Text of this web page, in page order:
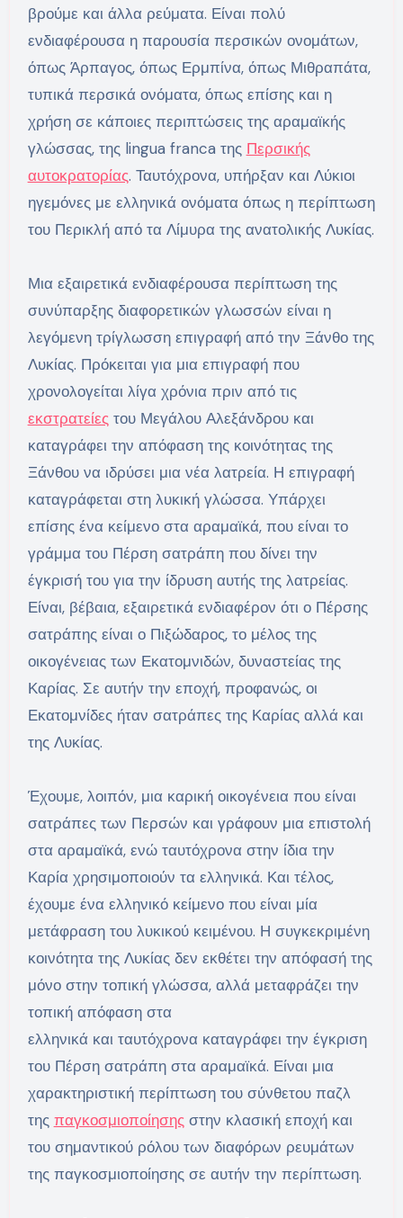
βρούμε και άλλα ρεύματα. Είναι πολύ
ενδιαφέρουσα η παρουσία περσικών ονομάτων,
όπως Άρπαγος, όπως Ερμπίνα, όπως Μιθραπάτα,
τυπικά περσικά ονόματα, όπως επίσης και η
χρήση σε κάποιες περιπτώσεις της αραμαϊκής
γλώσσας, της lingua franca της Περσικής
αυτοκρατορίας. Ταυτόχρονα, υπήρξαν και Λύκιοι
ηγεμόνες με ελληνικά ονόματα όπως η περίπτωση
του Περικλή από τα Λίμυρα της ανατολικής Λυκίας.
Μια εξαιρετικά ενδιαφέρουσα περίπτωση της
συνύπαρξης διαφορετικών γλωσσών είναι η
λεγόμενη τρίγλωσση επιγραφή από την Ξάνθο της
Λυκίας. Πρόκειται για μια επιγραφή που
χρονολογείται λίγα χρόνια πριν από τις
εκστρατείες του Μεγάλου Αλεξάνδρου και
καταγράφει την απόφαση της κοινότητας της
Ξάνθου να ιδρύσει μια νέα λατρεία. Η επιγραφή
καταγράφεται στη λυκική γλώσσα. Υπάρχει
επίσης ένα κείμενο στα αραμαϊκά, που είναι το
γράμμα του Πέρση σατράπη που δίνει την
έγκρισή του για την ίδρυση αυτής της λατρείας.
Είναι, βέβαια, εξαιρετικά ενδιαφέρον ότι ο Πέρσης
σατράπης είναι ο Πιξώδαρος, το μέλος της
οικογένειας των Εκατομνιδών, δυναστείας της
Καρίας. Σε αυτήν την εποχή, προφανώς, οι
Εκατομνίδες ήταν σατράπες της Καρίας αλλά και
της Λυκίας.
Έχουμε, λοιπόν, μια καρική οικογένεια που είναι
σατράπες των Περσών και γράφουν μια επιστολή
στα αραμαϊκά, ενώ ταυτόχρονα στην ίδια την
Καρία χρησιμοποιούν τα ελληνικά. Και τέλος,
έχουμε ένα ελληνικό κείμενο που είναι μία
μετάφραση του λυκικού κειμένου. Η συγκεκριμένη
κοινότητα της Λυκίας δεν εκθέτει την απόφασή της
μόνο στην τοπική γλώσσα, αλλά μεταφράζει την
τοπική απόφαση στα
ελληνικά και ταυτόχρονα καταγράφει την έγκριση
του Πέρση σατράπη στα αραμαϊκά. Είναι μια
χαρακτηριστική περίπτωση του σύνθετου παζλ
της παγκοσμιοποίησης στην κλασική εποχή και
του σημαντικού ρόλου των διαφόρων ρευμάτων
της παγκοσμιοποίησης σε αυτήν την περίπτωση.